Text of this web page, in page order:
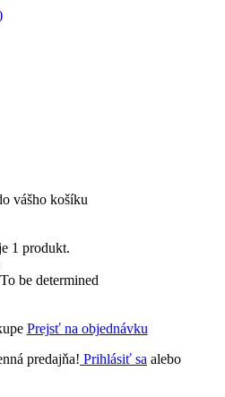
vášho košíku
1 produkt.
To be determined
Prejsť na objednávku
predajňa! Prihlásiť sa alebo